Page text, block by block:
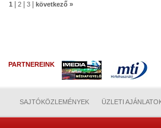
1 2 3 következő »
PARTNEREINK
SAJTÓKÖZLEMÉNYEK ÜZLETI